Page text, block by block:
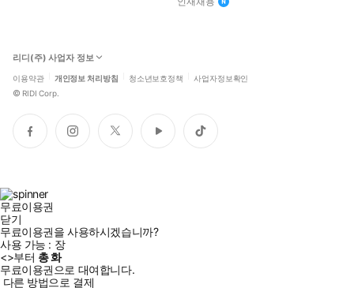
리디(주) 사업자 정보
이용약관 개인정보 처리방침 청소년보호정책 사업자정보확인
© RIDI Corp.
페
이
인
스
트
위
유
튜
틱
톡
무료이용권
닫기
무료이용권을 사용하시겠습니까?
사용 가능 : 장
<>부터 총화
무료이용권으로 대여합니다.
다른 방법으로 결제